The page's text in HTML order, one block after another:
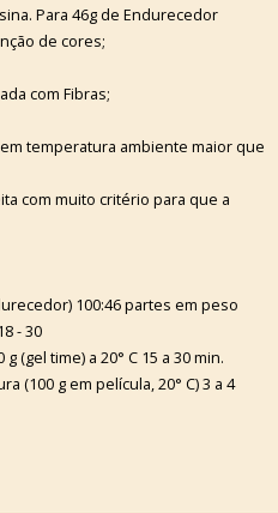
Para 46g de Endurecedor
de cores;
com Fibras;
temperatura ambiente maior que
com muito critério para que a
100:46 partes em peso
- 30
(gel time) a 20° C 15 a 30 min.
(100 g em película, 20° C) 3 a 4